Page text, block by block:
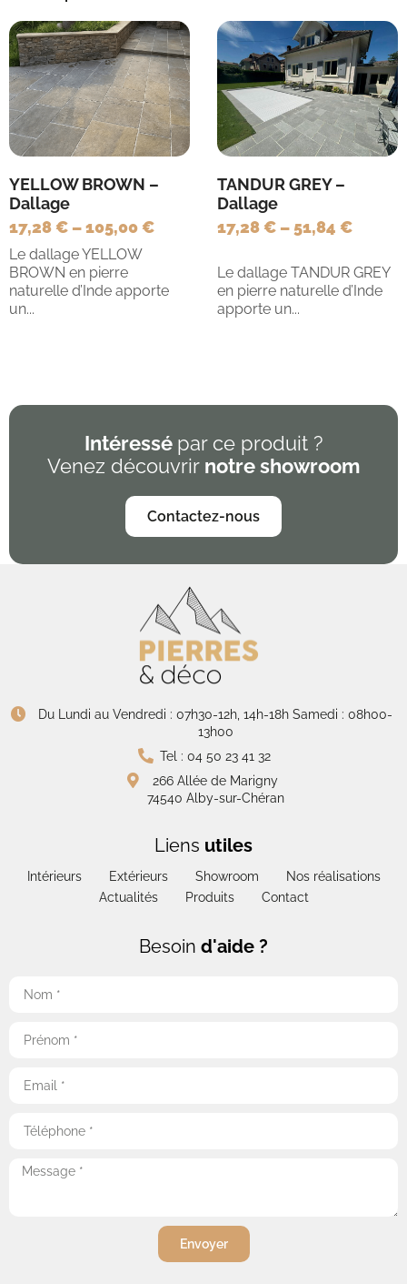
YELLOW BROWN –
Dallage
17,28 € –105,00 €
Le dallage YELLOW
BROWN en pierre
naturelle d’Inde apporte
un...
TANDUR GREY –
Dallage
17,28 € – 51,84 €
Le dallage TANDUR GREY
en pierre naturelle d’Inde
apporte un...
Intéressé par ce produit ?
Venez découvrir notre showroom
Contactez-nous
Du Lundi au Vendredi : 07h30-12h, 14h-18h Samedi : 08h00-
13h00
Tel : 04 50 23 41 32
266 Allée de Marigny
74540 Alby-sur-Chéran
Liens utiles
Intérieurs Extérieurs Showroom
Nos réalisations
Actualités
Produits Contact
Besoin d'aide ?
Envoyer